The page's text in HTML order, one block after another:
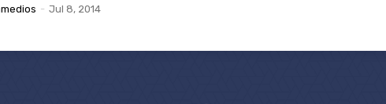
- Jul 8, 2014